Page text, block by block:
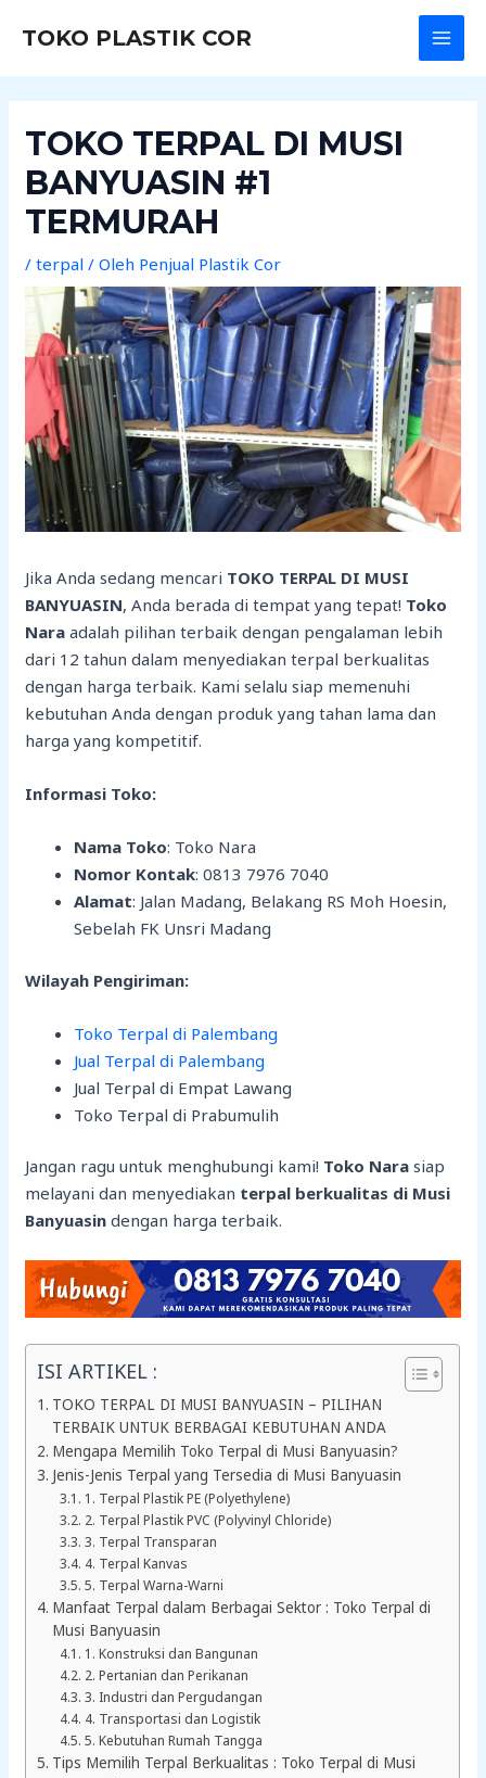
TOKO PLASTIK COR
TOKO TERPAL DI MUSI
BANYUASIN #1
TERMURAH
/terpal / Oleh Penjual Plastik Cor
Jika Anda sedang mencari TOKO TERPAL DI MUSI
BANYUASIN, Anda berada di tempat yang tepat! Toko
Nara adalah pilihan terbaik dengan pengalaman lebih
dari 12 tahun dalam menyediakan terpal berkualitas
dengan harga terbaik. Kami selalu siap memenuhi
kebutuhan Anda dengan produk yang tahan lama dan
harga yang kompetitif.
Informasi Toko:
Nama Toko: Toko Nara
Nomor Kontak: 0813 7976 7040
Alamat: Jalan Madang, Belakang RS Moh Hoesin,
Sebelah FK Unsri Madang
Wilayah Pengiriman:
Toko Terpal di Palembang
Jual Terpal di Palembang
Jual Terpal di Empat Lawang
Toko Terpal di Prabumulih
Jangan ragu untuk menghubungi kami! Toko Nara siap
melayani dan menyediakan terpal berkualitas di Musi
Banyuasindengan harga terbaik.
ISI ARTIKEL :
TOKO TERPAL DI MUSI BANYUASIN – PILIHAN
TERBAIK UNTUK BERBAGAI KEBUTUHAN ANDA
Mengapa Memilih Toko Terpal di Musi Banyuasin?
Jenis-Jenis Terpal yang Tersedia di Musi Banyuasin
1. Terpal Plastik PE (Polyethylene)
2. Terpal Plastik PVC (Polyvinyl Chloride)
3. Terpal Transparan
4. Terpal Kanvas
5. Terpal Warna-Warni
Manfaat Terpal dalam Berbagai Sektor : Toko Terpal di
Musi Banyuasin
1. Konstruksi dan Bangunan
2. Pertanian dan Perikanan
3. Industri dan Pergudangan
4. Transportasi dan Logistik
5. Kebutuhan Rumah Tangga
Tips Memilih Terpal Berkualitas : Toko Terpal di Musi
navigation